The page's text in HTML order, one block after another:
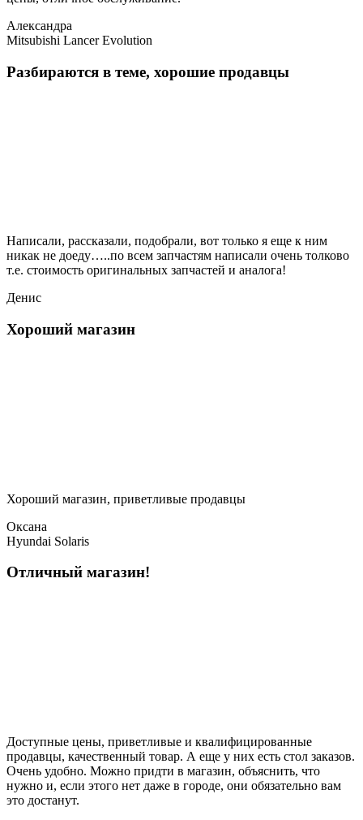
Александра
Mitsubishi Lancer Evolution
Разбираются в теме, хорошие продавцы
Написали, рассказали, подобрали, вот только я еще к ним
никак не доеду…..по всем запчастям написали очень толково
т.е. стоимость оригинальных запчастей и аналога!
Денис
Хороший магазин
Хороший магазин, приветливые продавцы
Оксана
Hyundai Solaris
Отличный магазин!
Доступные цены, приветливые и квалифицированные
продавцы, качественный товар. А еще у них есть стол заказов.
Очень удобно. Можно придти в магазин, объяснить, что
нужно и, если этого нет даже в городе, они обязательно вам
это достанут.